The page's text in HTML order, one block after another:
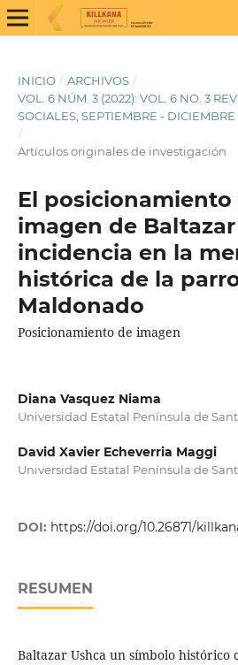
INICIO / ARCHIVOS /
VOL. 6 NÚM. 3 (2022): VOL. 6 NO. 3
SOCIALES, SEPTIEMBRE - DICIEMBRE
/
Artículos originales de investigación
El posicionamiento
imagen de
incidencia en la
histórica de la
Maldonado
Posicionamiento de imagen
Diana Vasquez Niama
Universidad Estatal Península de
David Xavier Echeverria Maggi
Universidad Estatal Península de
DOI: https://doi.org/10.26871/
RESUMEN
Baltazar Ushca un símbolo